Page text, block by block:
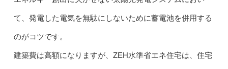
て、発電した電気を無駄にしないために蓄電池を併用する
のがコツです。
建築費は高額になりますが、ZEH水準省エネ住宅は、住宅